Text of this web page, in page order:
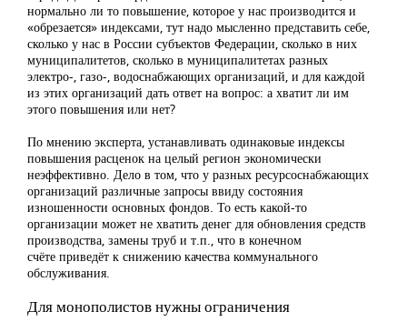
нормально ли то повышение, которое у нас производится и
«обрезается» индексами, тут надо мысленно представить себе,
сколько у нас в России субъектов Федерации, сколько в них
муниципалитетов, сколько в муниципалитетах разных
электро-, газо-, водоснабжающих организаций, и для каждой
из этих организаций дать ответ на вопрос: а хватит ли им
этого повышения или нет?
По мнению эксперта, устанавливать одинаковые индексы
повышения расценок на целый регион экономически
неэффективно. Дело в том, что у разных ресурсоснабжающих
организаций различные запросы ввиду состояния
изношенности основных фондов. То есть какой-то
организации может не хватить денег для обновления средств
производства, замены труб и т.п., что в конечном
счёте приведёт к снижению качества коммунального
обслуживания.
Для монополистов нужны ограничения